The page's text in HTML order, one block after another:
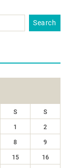
S S
1 2
8 9
15 16